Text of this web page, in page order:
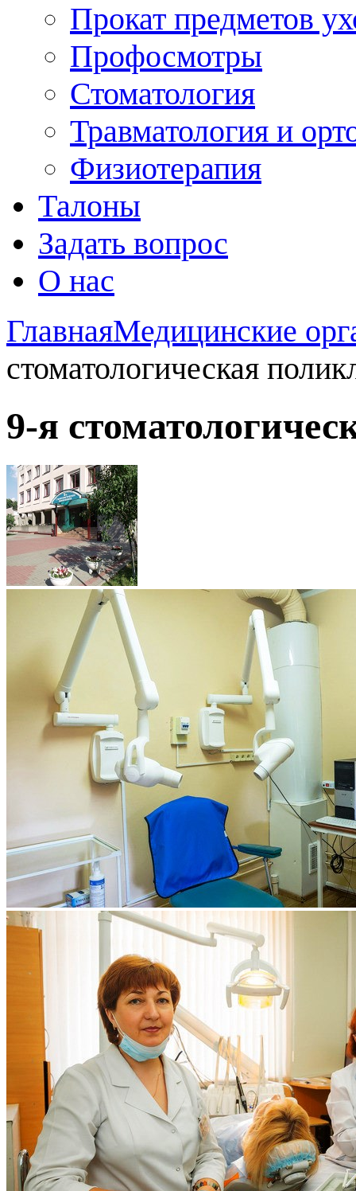
Прокат предметов
Профосмотры
Стоматология
Травматология и
Физиотерапия
Талоны
Задать вопрос
О нас
ГлавнаяМедицинские
стоматологическая
9-я